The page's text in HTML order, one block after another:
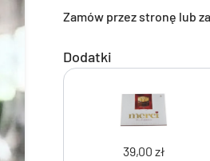
Zamów przez stronę lub
Dodatki
39,00 zł